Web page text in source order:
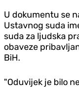
U dokumentu se
Ustavnog suda
suda za ljudska
obaveze
BiH.
"Oduvijek je bilo